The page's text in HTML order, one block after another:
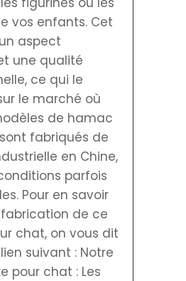
vos enfants. Cet
aspect
une qualité
ce qui le
le marché où
de hamac
fabriqués de
en Chine,
parfois
Pour en savoir
de ce
chat, on vous dit
suivant : Notre
pour chat : Les